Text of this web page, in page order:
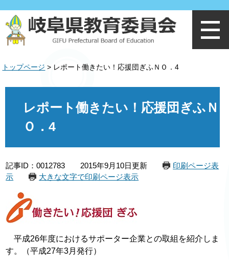
ジ
の
で
ュ
ー
ばトップページ > レポート働きたい！応援団ぎふＮＯ．4
レポート働きたい！応援団ぎふＮ
Ｏ．4
記事ID：0012783 2015年9月10日更新
印刷ページ表
示
大きな文字で印刷ページ表示
平成26年度におけるサポーター企業との取組を紹介しま
す。（平成27年3月発行）